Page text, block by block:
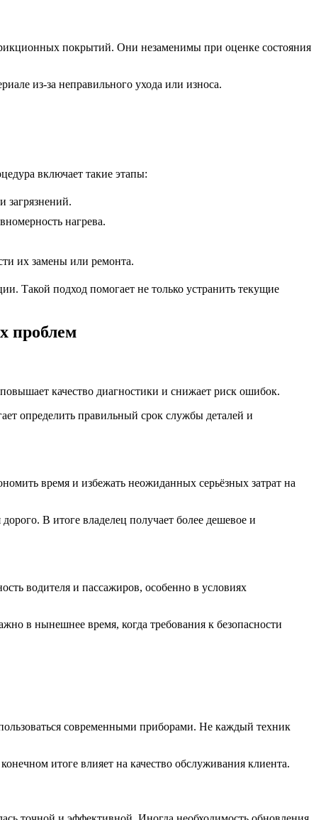
покрытий. Они незаменимы при оценке состояния
из-за неправильного ухода или износа.
включает такие этапы:
загрязнений.
нагрева.
их замены или ремонта.
Такой подход помогает не только устранить текущие
проблем
качество диагностики и снижает риск ошибок.
определить правильный срок службы деталей и
время и избежать неожиданных серьёзных затрат на
В итоге владелец получает более дешевое и
водителя и пассажиров, особенно в условиях
в нынешнее время, когда требования к безопасности
современными приборами. Не каждый техник
итоге влияет на качество обслуживания клиента.